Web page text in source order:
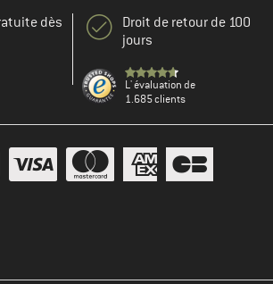
dès
Droit de retour de 100
jours
L' évaluation de
1.685 clients